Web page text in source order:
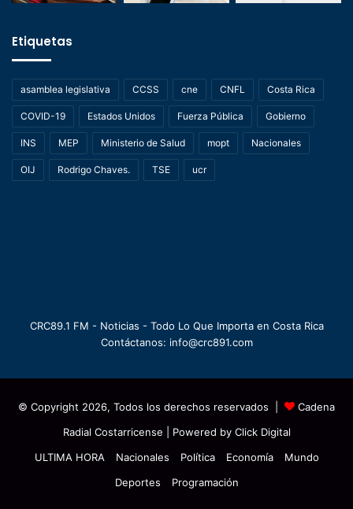
Etiquetas
asamblea legislativa CCSS cne CNFL Costa Rica
COVID-19 Estados Unidos Fuerza Pública Gobierno
INS MEP Ministerio de Salud mopt Nacionales
OIJ Rodrigo Chaves. TSE ucr
CRC89.1 FM - Noticias - Todo Lo Que Importa en Costa Rica
Contáctanos: info@crc891.com
© Copyright 2026, Todos los derechos reservados |
Cadena
Radial Costarricense | Powered by Click Digital
ULTIMA HORA
Nacionales Política Economía
Mundo
Deportes
Programación